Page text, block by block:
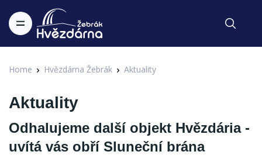
Home Hvězdárna Žebrák Aktuality
Aktuality
Odhalujeme další objekt Hvězdária -
uvítá vás obří Sluneční brána